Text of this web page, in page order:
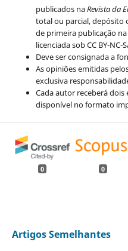
publicados naRevista da
total ou parcial, depósito
de primeira publicação
licenciada sob CC BY-NC-
Deve ser consignada a
As opiniões emitidas
exclusiva
Cada autor receberá dois
disponível no formato
0 0
Artigos Semelhantes